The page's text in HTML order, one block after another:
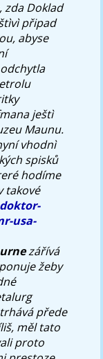
zda Doklad
připad
abyse
ještì
Maunu.
vhodnì
spisků
hodíme
takové
usa-
zářívá
žeby
přede
měl tato
proto